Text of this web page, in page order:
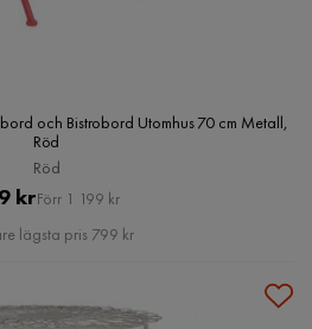
och Bistrobord Utomhus 70 cm Metall,
Röd
Röd
Pris
kr Original
Pris
Förr 1 199 kr
lägsta pris 799 kr